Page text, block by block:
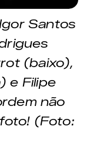
Santos
(baixo),
e Filipe
não
(Foto: